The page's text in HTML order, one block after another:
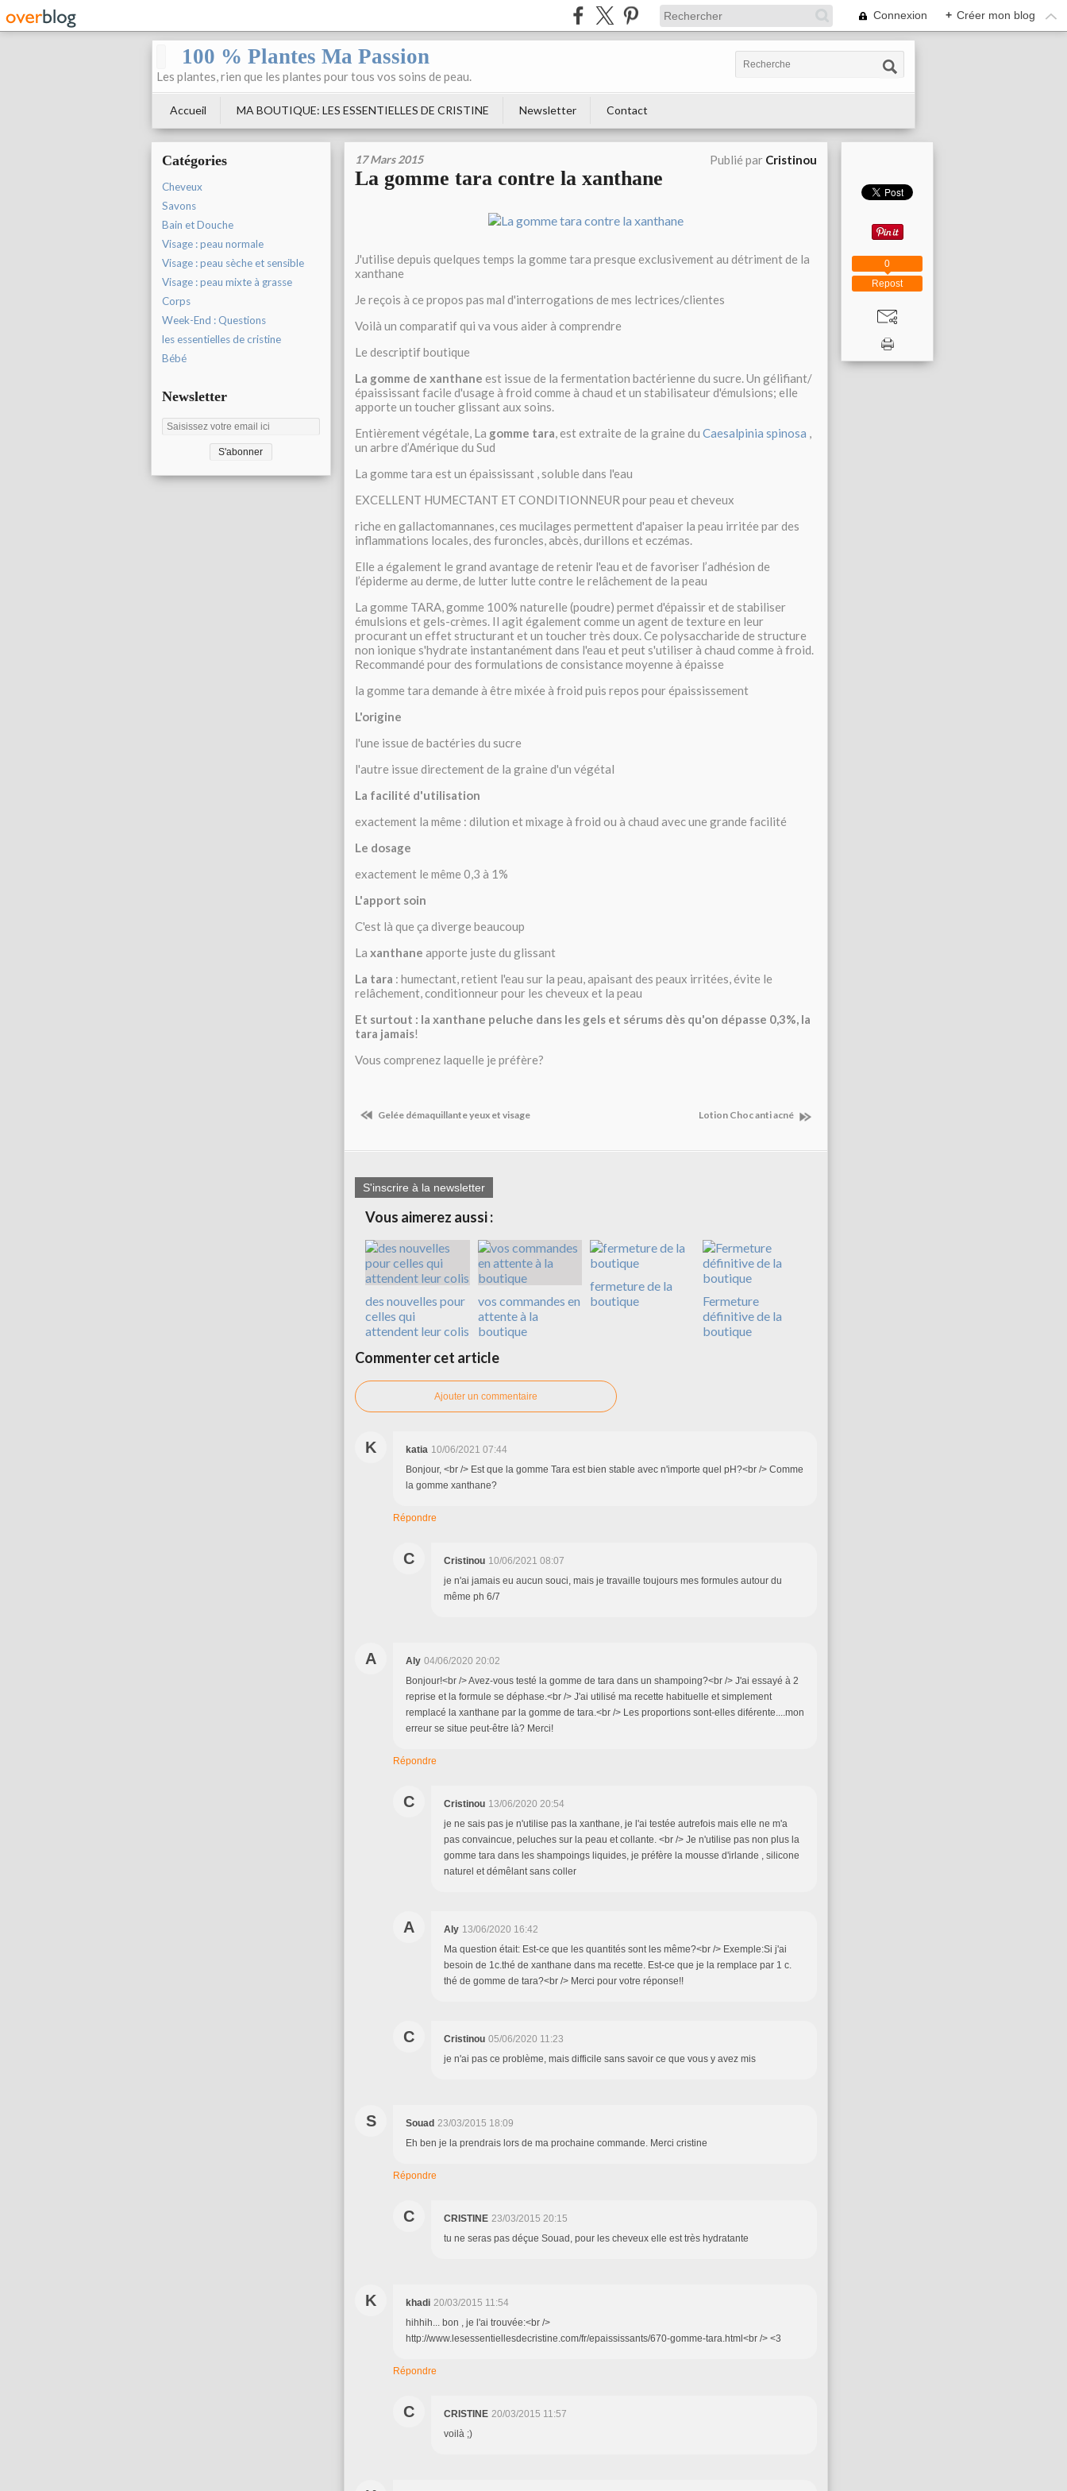
Connexion + Créer mon blog
100 % Plantes Ma Passion
Les plantes, rien que les plantes pour tous vos soins de peau.
Accueil MA BOUTIQUE: LES ESSENTIELLES DE CRISTINE Newsletter Contact
Catégories
Cheveux
Savons
Bain et Douche
Visage : peau normale
Visage : peau sèche et sensible
Visage : peau mixte à grasse
Corps
Week-End : Questions
les essentielles de cristine
Bébé
Newsletter
17 Mars 2015 Publié par Cristinou
La gomme tara contre la xanthane
J'utilise depuis quelques temps la gomme tara presque exclusivement au détriment de la
xanthane
Je reçois à ce propos pas mal d'interrogations de mes lectrices/clientes
Voilà un comparatif qui va vous aider à comprendre
Le descriptif boutique
La gomme de xanthane est issue de la fermentation bactérienne du sucre. Un gélifiant/
épaississant facile d'usage à froid comme à chaud et un stabilisateur d'émulsions; elle
apporte un toucher glissant aux soins.
Entièrement végétale, La gomme tara, est extraite de la graine du Caesalpinia spinosa ,
un arbre d’Amérique du Sud
La gomme tara est un épaississant , soluble dans l'eau
EXCELLENT HUMECTANT ET CONDITIONNEUR pour peau et cheveux
riche en gallactomannanes, ces mucilages permettent d'apaiser la peau irritée par des
inflammations locales, des furoncles, abcès, durillons et eczémas.
Elle a également le grand avantage de retenir l'eau et de favoriser l’adhésion de
l’épiderme au derme, de lutter lutte contre le relâchement de la peau
La gomme TARA, gomme 100% naturelle (poudre) permet d'épaissir et de stabiliser
émulsions et gels-crèmes. Il agit également comme un agent de texture en leur
procurant un effet structurant et un toucher très doux. Ce polysaccharide de structure
non ionique s'hydrate instantanément dans l'eau et peut s'utiliser à chaud comme à froid.
Recommandé pour des formulations de consistance moyenne à épaisse
la gomme tara demande à être mixée à froid puis repos pour épaississement
L'origine
l'une issue de bactéries du sucre
l'autre issue directement de la graine d'un végétal
La facilité d'utilisation
exactement la même : dilution et mixage à froid ou à chaud avec une grande facilité
Le dosage
exactement le même 0,3 à 1%
L'apport soin
C'est là que ça diverge beaucoup
La xanthane apporte juste du glissant
La tara : humectant, retient l'eau sur la peau, apaisant des peaux irritées, évite le
relâchement, conditionneur pour les cheveux et la peau
Et surtout : la xanthane peluche dans les gels et sérums dès qu'on dépasse 0,3%, la
tara jamais!
Vous comprenez laquelle je préfère?
Gelée démaquillante yeux et visage Lotion Choc anti acné
S'inscrire à la newsletter
Vous aimerez aussi :
des nouvelles pour
celles qui
attendent leur colis
vos commandes en
attente à la
boutique
fermeture de la
boutique
Fermeture
définitive de la
boutique
Commenter cet article
Ajouter un commentaire
K katia 10/06/2021 07:44
Bonjour, <br /> Est que la gomme Tara est bien stable avec n'importe quel pH?<br /> Comme
la gomme xanthane?
Répondre
C Cristinou 10/06/2021 08:07
je n'ai jamais eu aucun souci, mais je travaille toujours mes formules autour du
même ph 6/7
A Aly 04/06/2020 20:02
Bonjour!<br /> Avez-vous testé la gomme de tara dans un shampoing?<br /> J'ai essayé à 2
reprise et la formule se déphase.<br /> J'ai utilisé ma recette habituelle et simplement
remplacé la xanthane par la gomme de tara.<br /> Les proportions sont-elles diférente....mon
erreur se situe peut-être là? Merci!
Répondre
C Cristinou 13/06/2020 20:54
je ne sais pas je n'utilise pas la xanthane, je l'ai testée autrefois mais elle ne m'a
pas convaincue, peluches sur la peau et collante. <br /> Je n'utilise pas non plus la
gomme tara dans les shampoings liquides, je préfère la mousse d'irlande , silicone
naturel et démêlant sans coller
A Aly 13/06/2020 16:42
Ma question était: Est-ce que les quantités sont les même?<br /> Exemple:Si j'ai
besoin de 1c.thé de xanthane dans ma recette. Est-ce que je la remplace par 1 c.
thé de gomme de tara?<br /> Merci pour votre réponse!!
C Cristinou 05/06/2020 11:23
je n'ai pas ce problème, mais difficile sans savoir ce que vous y avez mis
S Souad 23/03/2015 18:09
Eh ben je la prendrais lors de ma prochaine commande. Merci cristine
Répondre
C CRISTINE 23/03/2015 20:15
tu ne seras pas déçue Souad, pour les cheveux elle est très hydratante
K khadi 20/03/2015 11:54
hihhih... bon , je l'ai trouvée:<br />
http://www.lesessentiellesdecristine.com/fr/epaississants/670-gomme-tara.html<br /> <3
Répondre
C CRISTINE 20/03/2015 11:57
voilà ;)
Repost
0